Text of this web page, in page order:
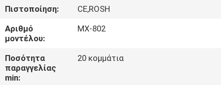
ΠΟΙΟΤΙΚΌΣ
ΈΛΕΓΧΟΣ
ΜΑΣ
Πιστοποίηση:
CE,ROSH
Αριθμό
μοντέλου:
MX-802
Ποσότητα
παραγγελίας
min:
20 κομμάτια